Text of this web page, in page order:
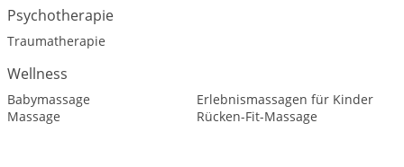
Psychotherapie
Traumatherapie
Wellness
Babymassage
Erlebnismassagen für Kinder
Massage
Rücken-Fit-Massage